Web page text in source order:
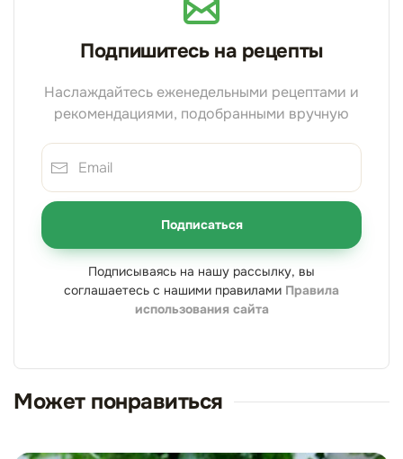
Подпишитесь на рецепты
Наслаждайтесь еженедельными рецептами и
рекомендациями, подобранными вручную
Подписаться
Подписываясь на нашу рассылку, вы
соглашаетесь с нашими правилами Правила
использования сайта
Может понравиться